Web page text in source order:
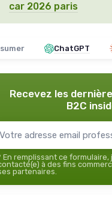
car 2026 paris
ChatGPT
Recevez les
B2C
En remplissant ce formulaire,
à des fins
partenaires.